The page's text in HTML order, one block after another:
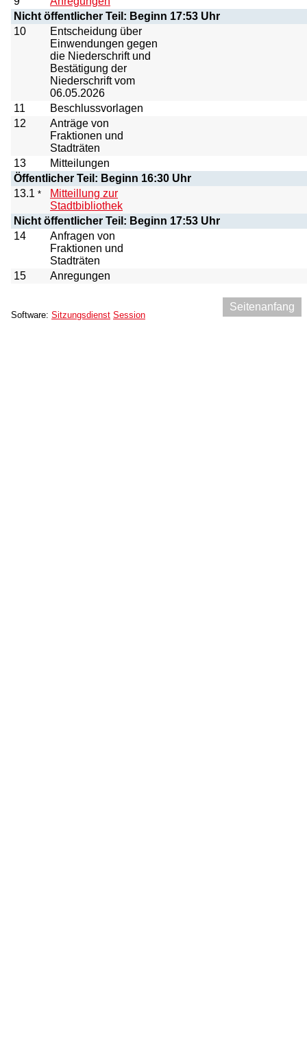
Nicht öffentlicher Teil: Beginn 17:53 Uhr
10
Entscheidung über
Einwendungen gegen
die Niederschrift und
Bestätigung der
Niederschrift vom
06.05.2026
11
Beschlussvorlagen
12
Anträge von
Fraktionen und
Stadträten
13
Mitteilungen
Öffentlicher Teil: Beginn 16:30 Uhr
13.1 *
Mitteillung zur
Stadtbibliothek
Nicht öffentlicher Teil: Beginn 17:53 Uhr
14
Anfragen von
Fraktionen und
Stadträten
15
Anregungen
Seitenanfang
Software: Sitzungsdienst Session